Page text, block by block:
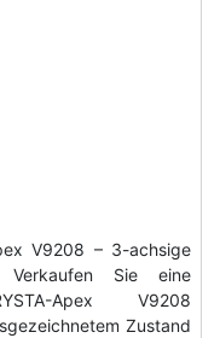
V9208 – 3-achsige
Verkaufen Sie eine
Apex V9208
Zustand